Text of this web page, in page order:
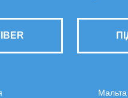
Мальта